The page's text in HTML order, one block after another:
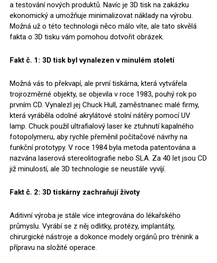
a testování nových produktů. Navíc je 3D tisk na zakázku
ekonomický a umožňuje minimalizovat náklady na výrobu.
Možná už o této technologii něco málo víte, ale tato skvělá
fakta o 3D tisku vám pomohou dotvořit obrázek.
Fakt č. 1: 3D tisk byl vynalezen v minulém století
Možná vás to překvapí, ale první tiskárna, která vytvářela
trojrozměrné objekty, se objevila v roce 1983, pouhý rok po
prvním CD. Vynalezl jej Chuck Hull, zaměstnanec malé firmy,
která vyráběla odolné akrylátové stolní nátěry pomocí UV
lamp. Chuck použil ultrafialový laser ke ztuhnutí kapalného
fotopolymeru, aby rychle přeměnil počítačové návrhy na
funkční prototypy. V roce 1984 byla metoda patentována a
nazvána laserová stereolitografie nebo SLA. Za 40 let jsou CD
již minulostí, ale 3D technologie se neustále vyvíjí.
Fakt č. 2: 3D tiskárny zachraňují životy
Aditivní výroba je stále více integrována do lékařského
průmyslu. Vyrábí se z něj odlitky, protézy, implantáty,
chirurgické nástroje a dokonce modely orgánů pro trénink a
přípravu na složité operace.